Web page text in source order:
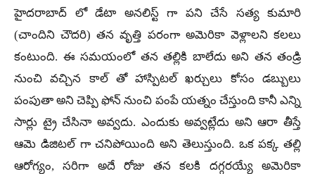
హైదరాబాద్ లో డేటా అనలిస్ట్ గా పని చేసే సత్య కుమారి
(చాందిని చౌదరి) తన వృత్తి పరంగా అమెరికా వెళ్లాలని కలలు
కంటుంది. ఈ సమయంలో తన తల్లికి బాలేదు అని తన తండ్రి
నుంచి వచ్చిన కాల్ తో హాస్పిటల్ ఖర్చులు కోసం డబ్బులు
పంపుతా అని చెప్పి ఫోన్ నుంచి పంపే యత్నం చేస్తుంది కానీ ఎన్ని
సార్లు ట్రై చేసినా అవ్వదు. ఎందుకు అవ్వట్లేదు అని ఆరా తీస్తే
ఆమె డిజిటల్ గా చనిపోయింది అని తెలుస్తుంది. ఒక పక్క తల్లి
ఆరోగ్యం, సరిగా అదే రోజు తన కలకి దగ్గరయ్యే అమెరికా